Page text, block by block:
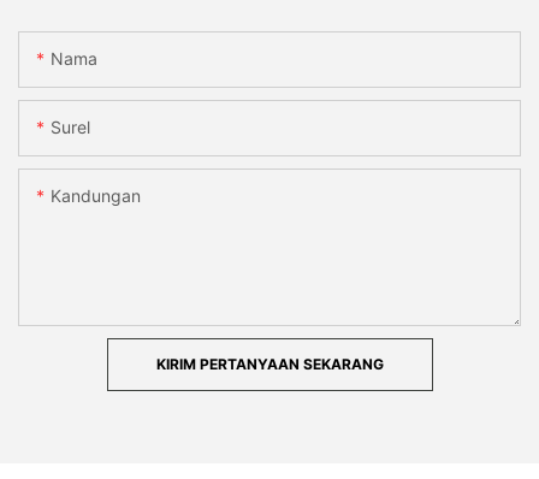
Nama
Surel
Kandungan
KIRIM PERTANYAAN SEKARANG